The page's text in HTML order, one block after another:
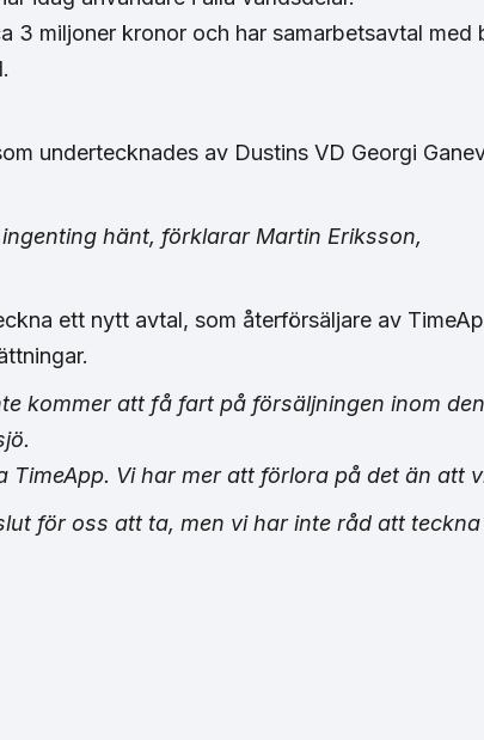
3 miljoner kronor och har samarbetsavtal med
undertecknades av Dustins VD Georgi
hänt, förklarar Martin Eriksson,
ett nytt avtal, som återförsäljare av
kommer att få fart på försäljningen inom den
Vi har mer att förlora på det än att
för oss att ta, men vi har inte råd att